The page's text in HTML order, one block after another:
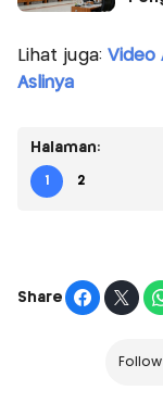
Lihat juga: Video
Aslinya
Halaman:
1 2
Share